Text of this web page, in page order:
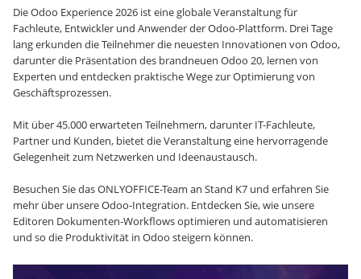
Die Odoo Experience 2026 ist eine globale Veranstaltung für
Fachleute, Entwickler und Anwender der Odoo-Plattform. Drei Tage
lang erkunden die Teilnehmer die neuesten Innovationen von Odoo,
darunter die Präsentation des brandneuen Odoo 20, lernen von
Experten und entdecken praktische Wege zur Optimierung von
Geschäftsprozessen.
Mit über 45.000 erwarteten Teilnehmern, darunter IT-Fachleute,
Partner und Kunden, bietet die Veranstaltung eine hervorragende
Gelegenheit zum Netzwerken und Ideenaustausch.
Besuchen Sie das ONLYOFFICE-Team an Stand K7 und erfahren Sie
mehr über unsere Odoo-Integration. Entdecken Sie, wie unsere
Editoren Dokumenten-Workflows optimieren und automatisieren
und so die Produktivität in Odoo steigern können.